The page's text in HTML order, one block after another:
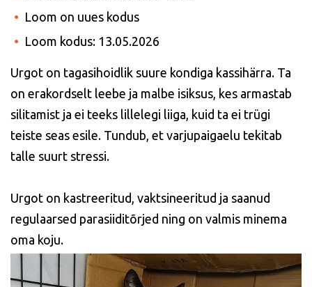
Loom on uues kodus
Loom kodus: 13.05.2026
Urgot on tagasihoidlik suure kondiga kassihärra. Ta
on erakordselt leebe ja malbe isiksus, kes armastab
silitamist ja ei teeks lillelegi liiga, kuid ta ei trügi
teiste seas esile. Tundub, et varjupaigaelu tekitab
talle suurt stressi.
Urgot on kastreeritud, vaktsineeritud ja saanud
regulaarsed parasiiditõrjed ning on valmis minema
oma koju.